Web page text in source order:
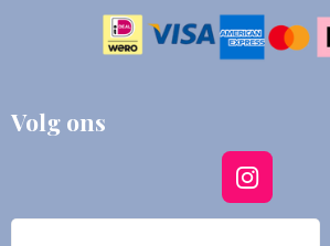
Volg ons
I
n